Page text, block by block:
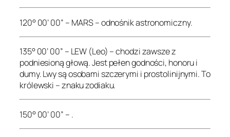
120° 00’ 00” – MARS – odnośnik astronomiczny.
135° 00’ 00” – LEW (Leo) – chodzi zawsze z
podniesioną głową. Jest pełen godności, honoru i
dumy. Lwy są osobami szczerymi i prostolinijnymi. To
królewski – znaku zodiaku.
150° 00’ 00” – .